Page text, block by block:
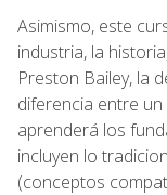
Asimismo, este
industria, la
Preston Bailey, la
diferencia entre
aprenderá los
incluyen lo
(conceptos